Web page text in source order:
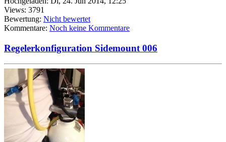
Views: 3791
Bewertung: Nicht bewertet
Kommentare: Noch keine Kommentare
Regelerkonfiguration Sidemount 006